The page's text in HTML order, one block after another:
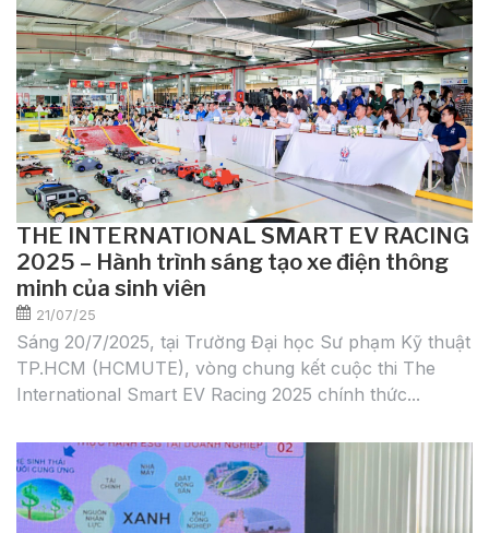
THE INTERNATIONAL SMART EV RACING
2025 – Hành trình sáng tạo xe điện thông
minh của sinh viên
21/07/25
Sáng 20/7/2025, tại Trường Đại học Sư phạm Kỹ thuật
TP.HCM (HCMUTE), vòng chung kết cuộc thi The
International Smart EV Racing 2025 chính thức...